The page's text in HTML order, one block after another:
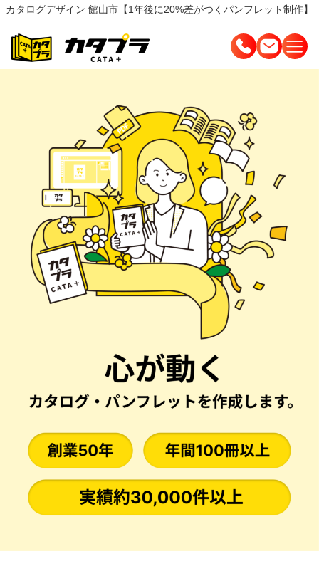
カタログデザイン 館山市【1年後に20%差がつくパンフレット制作】